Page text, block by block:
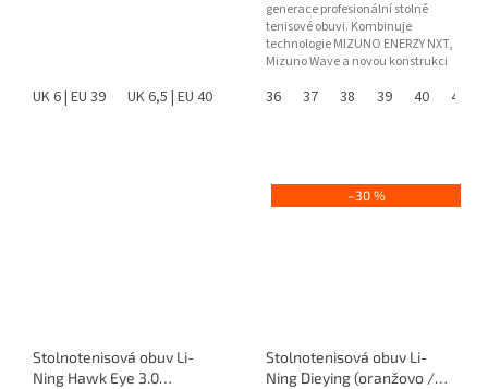
UK 6 | EU 39 UK 6,5 | EU 40 UK 7 | EU 40,5 UK 10 | EU 44,5
generace profesionální stolně
tenisové obuvi. Kombinuje
technologie MIZUNO ENERZY NXT,
Mizuno Wave a novou konstrukci
36 37 38 39 40 41
Stolnotenisová obuv Li-
Ning Hawk Eye 3.0
–30 %
Stolnotenisová obuv Li-
Ning Dieying (oranžovo /